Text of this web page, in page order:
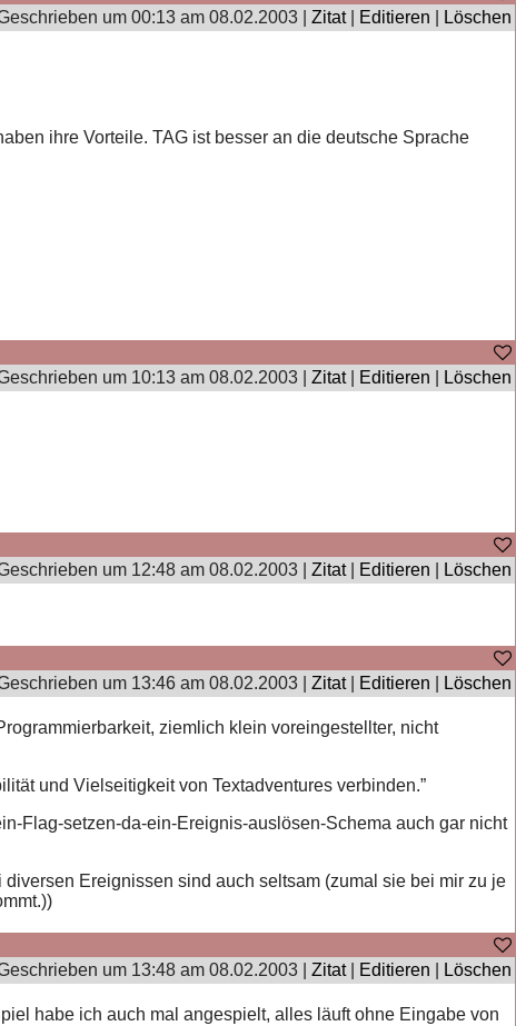
um 00:13 am 08.02.2003 | Zitat| Editieren
Löschen
ihre Vorteile. TAG ist besser an die deutsche Sprache
um 10:13 am 08.02.2003 | Zitat| Editieren
Löschen
um 12:48 am 08.02.2003 | Zitat| Editieren
Löschen
um 13:46 am 08.02.2003 | Zitat| Editieren
Löschen
ziemlich klein voreingestellter, nicht
und Vielseitigkeit von Textadventures verbinden.”
Flag-setzen-da-ein-Ereignis-auslösen-Schema auch gar nicht
Ereignissen sind auch seltsam (zumal sie bei mir zu je
um 13:48 am 08.02.2003 | Zitat| Editieren
Löschen
habe ich auch mal angespielt, alles läuft ohne Eingabe von